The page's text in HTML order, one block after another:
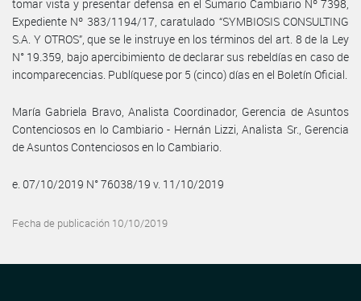
tomar vista y presentar defensa en el Sumario Cambiario Nº 7398,
Expediente Nº 383/1194/17, caratulado “SYMBIOSIS CONSULTING
S.A. Y OTROS”, que se le instruye en los términos del art. 8 de la Ley
N° 19.359, bajo apercibimiento de declarar sus rebeldías en caso de
incomparecencias. Publíquese por 5 (cinco) días en el Boletín Oficial.
María Gabriela Bravo, Analista Coordinador, Gerencia de Asuntos
Contenciosos en lo Cambiario - Hernán Lizzi, Analista Sr., Gerencia
de Asuntos Contenciosos en lo Cambiario.
e. 07/10/2019 N° 76038/19 v. 11/10/2019
Fecha de publicación 10/10/2019